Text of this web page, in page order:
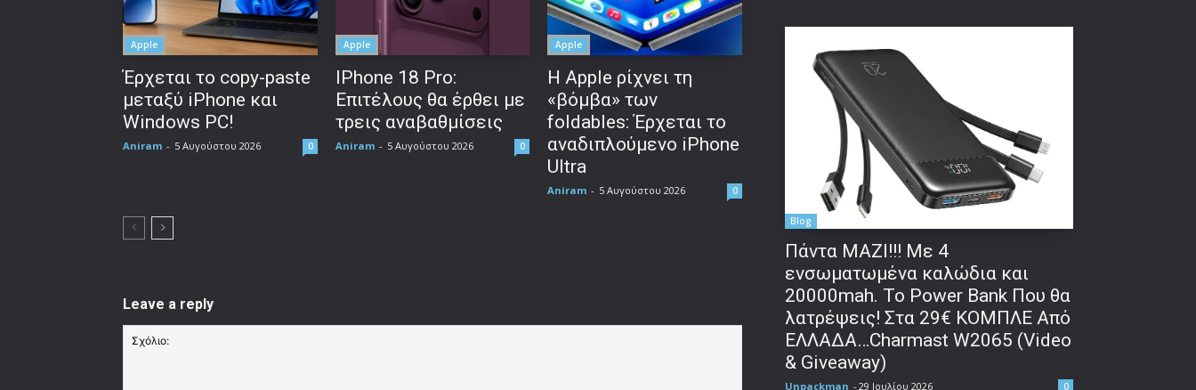
Apple
Έρχεται το copy-paste
μεταξύ iPhone και
Windows PC!
Aniram - 5 Αυγούστου 2026 0
Apple
IPhone 18 Pro:
Επιτέλους θα έρθει με
τρεις αναβαθμίσεις
Aniram - 5 Αυγούστου 2026 0
Apple
Η Apple ρίχνει τη
«βόμβα» των
foldables: Έρχεται το
αναδιπλούμενο iPhone
Ultra
Aniram - 5 Αυγούστου 2026 0
Leave a reply
Blog
Πάντα ΜΑΖΙ!!! Με 4
ενσωματωμένα καλώδια και
20000mah. Το Power Bank Που θα
λατρέψεις! Στα 29€ ΚΟΜΠΛΕ Από
ΕΛΛΑΔΑ…Charmast W2065 (Video
& Giveaway)
Unpackman - 29 Ιουλίου 2026 0